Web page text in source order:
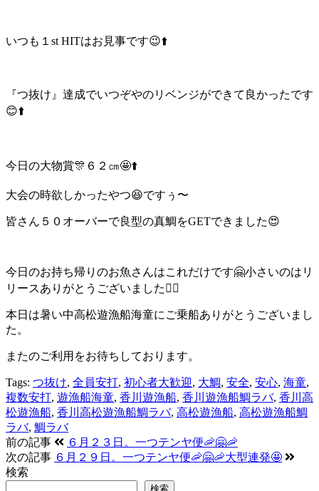
いつも１st HITはお見事です😉⬆️
『つ抜け』達成でいつぞやのリベンジができて良かったです
😊⬆️
今日の大物賞🎊６２㎝🤩⬆️
大会の時欲しかったやつ😆ですぅ〜
皆さん５０オーバーで良型の真鯛をGETできました😍
今日のお持ち帰りのお魚さんはこれだけです🤗小さいのはリ
リースありがとうございました🙇‍♂️
本日は暑い中高松遊漁船海童にご乗船ありがとうございまし
た。
またのご利用をお待ちしております。
Tags: つ抜け, 全員安打, 初心者大歓迎, 大鯛, 安全, 安心, 海童,
複数安打, 遊漁船海童, 香川遊漁船, 香川遊漁船鯛ラバ, 香川高
松遊漁船, 香川高松遊漁船鯛ラバ, 高松遊漁船, 高松遊漁船鯛
ラバ, 鯛ラバ
前の記事
６月２３日。一つテンヤ便🦐🤗🦐
次の記事 ６月２９日。一つテンヤ便🦐🤗🦐大型連発🤩
検索
検索